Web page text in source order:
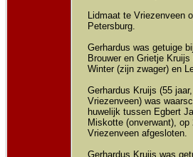
Lidmaat te Vriezenveen
Petersburg.
Gerhardus was getuige
Brouwer en Grietje
Winter (zijn zwager) en
Gerhardus Kruijs (55
Vriezenveen) was
huwelijk tussen Egbert
Miskotte (onverwant),
Vriezenveen afgesloten.
Gerhardus Kruijs was